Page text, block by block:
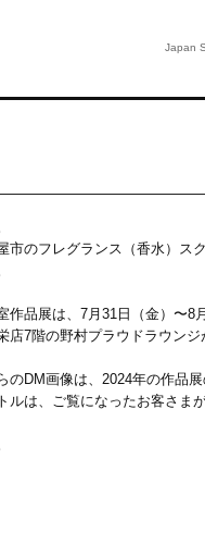
Japan
市のフレグランス（香水）ス
作品展は、7月31日（金）〜8
店7階の野村プラウドラウンジ
のDM画像は、2024年の作品
ルは、ご覧になったお客さま